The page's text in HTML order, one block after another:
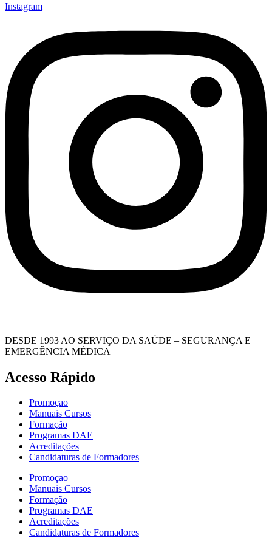
Instagram
DESDE 1993 AO SERVIÇO DA SAÚDE – SEGURANÇA E
EMERGÊNCIA MÉDICA
Acesso Rápido
Promoçao
Manuais Cursos
Formação
Programas DAE
Acreditações
Candidaturas de Formadores
Promoçao
Manuais Cursos
Formação
Programas DAE
Acreditações
Candidaturas de Formadores